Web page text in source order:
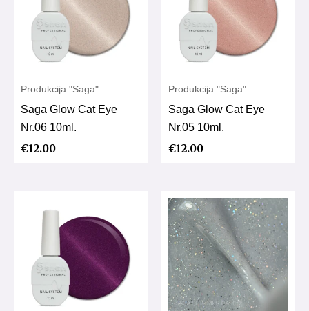
Produkcija "Saga"
Saga Glow Cat Eye
Nr.06 10ml.
€12.00
Produkcija "Saga"
Saga Glow Cat Eye
Nr.05 10ml.
€12.00